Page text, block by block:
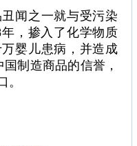
闻之一就与受污染
，掺入了化学物质
婴儿患病，并造成
制造商品的信誉，
。